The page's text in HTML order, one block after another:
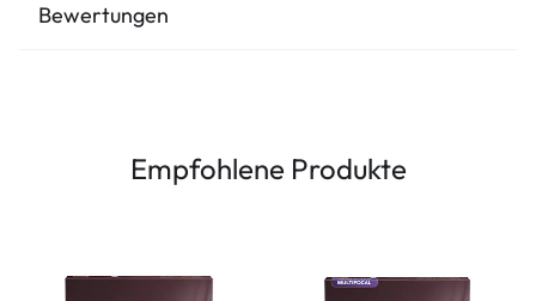
Bewertungen
Empfohlene Produkte